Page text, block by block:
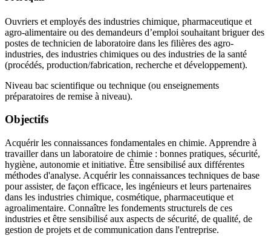
Ouvriers et employés des industries chimique, pharmaceutique et
agro-alimentaire ou des demandeurs d’emploi souhaitant briguer des
postes de technicien de laboratoire dans les filières des agro-
industries, des industries chimiques ou des industries de la santé
(procédés, production/fabrication, recherche et développement).
Niveau bac scientifique ou technique (ou enseignements
préparatoires de remise à niveau).
Objectifs
Acquérir les connaissances fondamentales en chimie. Apprendre à
travailler dans un laboratoire de chimie : bonnes pratiques, sécurité,
hygiène, autonomie et initiative. Être sensibilisé aux différentes
méthodes d'analyse. Acquérir les connaissances techniques de base
pour assister, de façon efficace, les ingénieurs et leurs partenaires
dans les industries chimique, cosmétique, pharmaceutique et
agroalimentaire. Connaître les fondements structurels de ces
industries et être sensibilisé aux aspects de sécurité, de qualité, de
gestion de projets et de communication dans l'entreprise.